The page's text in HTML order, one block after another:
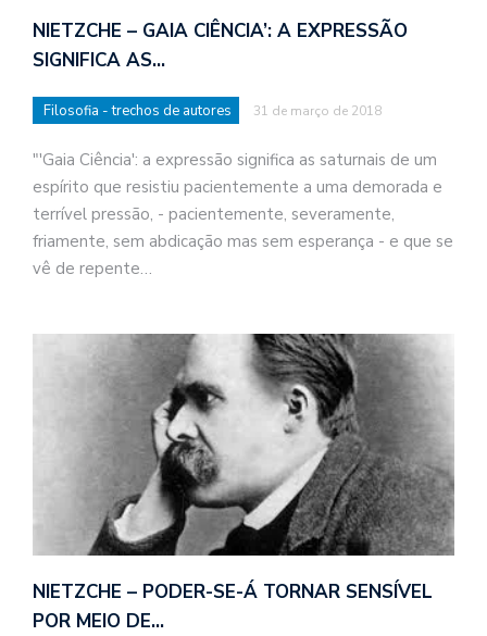
NIETZCHE – GAIA CIÊNCIA’: A EXPRESSÃO
SIGNIFICA AS…
Filosofia - trechos de autores 31 de março de 2018
"'Gaia Ciência': a expressão significa as saturnais de um
espírito que resistiu pacientemente a uma demorada e
terrível pressão, - pacientemente, severamente,
friamente, sem abdicação mas sem esperança - e que se
vê de repente…
NIETZCHE – PODER-SE-Á TORNAR SENSÍVEL
POR MEIO DE…